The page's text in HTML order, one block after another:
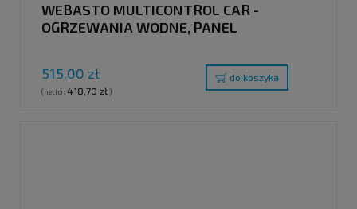
WEBASTO MULTICONTROL CAR -
OGRZEWANIA WODNE, PANEL
515,00 zł
(netto: 418,70 zł)
do koszyka